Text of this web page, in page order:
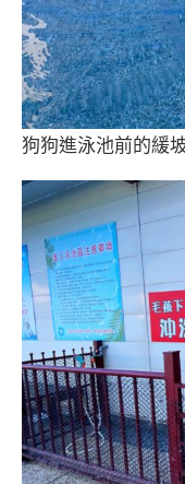
狗狗進泳池前的緩